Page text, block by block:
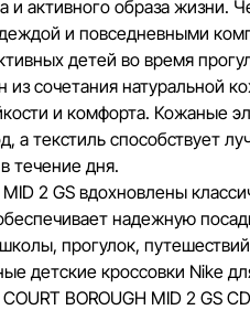
активного образа жизни.
и повседневными
детей во время
сочетания натуральной
и комфорта. Кожаные
а текстиль способствует
течение дня.
MID 2 GS вдохновлены
надежную
прогулок,
детские кроссовки Nike
BOROUGH MID 2 GS